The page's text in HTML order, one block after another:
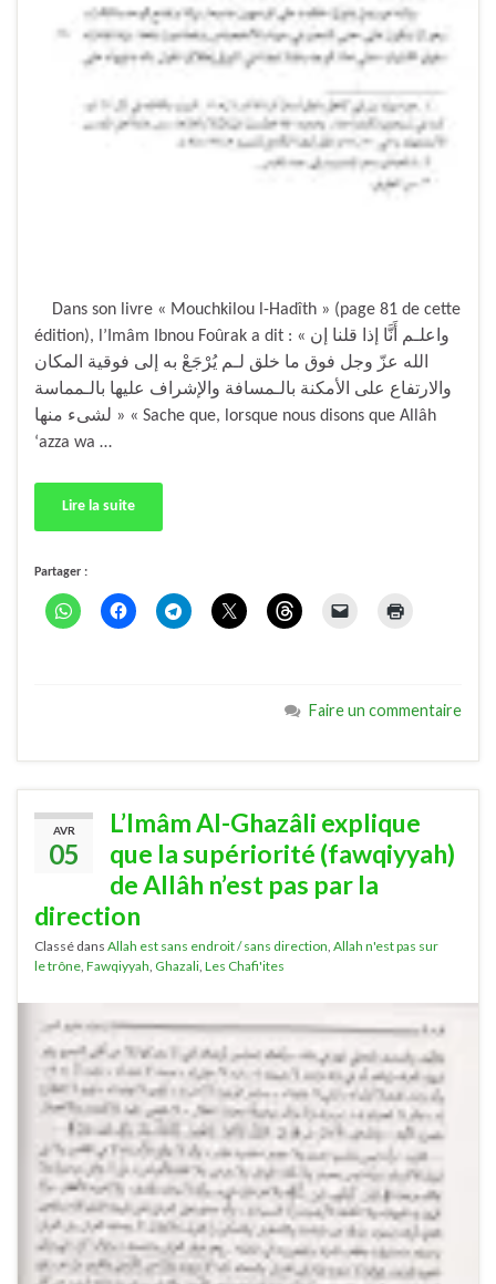
Dans son livre « Mouchkilou l-Hadîth » (page 81 de cette
édition), l’Imâm Ibnou Foûrak a dit : « واعلـم أَنَّا إذا قلنا إن
الله عزّ وجل فوق ما خلق لـم يُرْجَعْ به إلى فوقية المكان
والارتفاع على الأمكنة بالـمسافة والإشراف عليها بالـمماسة
لشىء منها » « Sache que, lorsque nous disons que Allâh
‘azza wa …
Lire la suite
Partager :
Faire un commentaire
AVR
05
L’Imâm Al-Ghazâli explique
que la supériorité (fawqiyyah)
de Allâh n’est pas par la
direction
Classé dans Allah est sans endroit / sans direction Allah n'est pas sur
le trône Fawqiyyah Ghazali Les Chafi'ites